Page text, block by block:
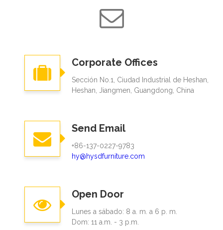
Corporate Offices
Sección No.1, Ciudad Industrial de Heshan,
Heshan, Jiangmen, Guangdong, China
Send Email
+86-137-0227-9783
hy@hysdfurniture.com
Open Door
Lunes a sábado: 8 a. m. a 6 p. m.
Dom: 11 a.m. - 3 p.m.